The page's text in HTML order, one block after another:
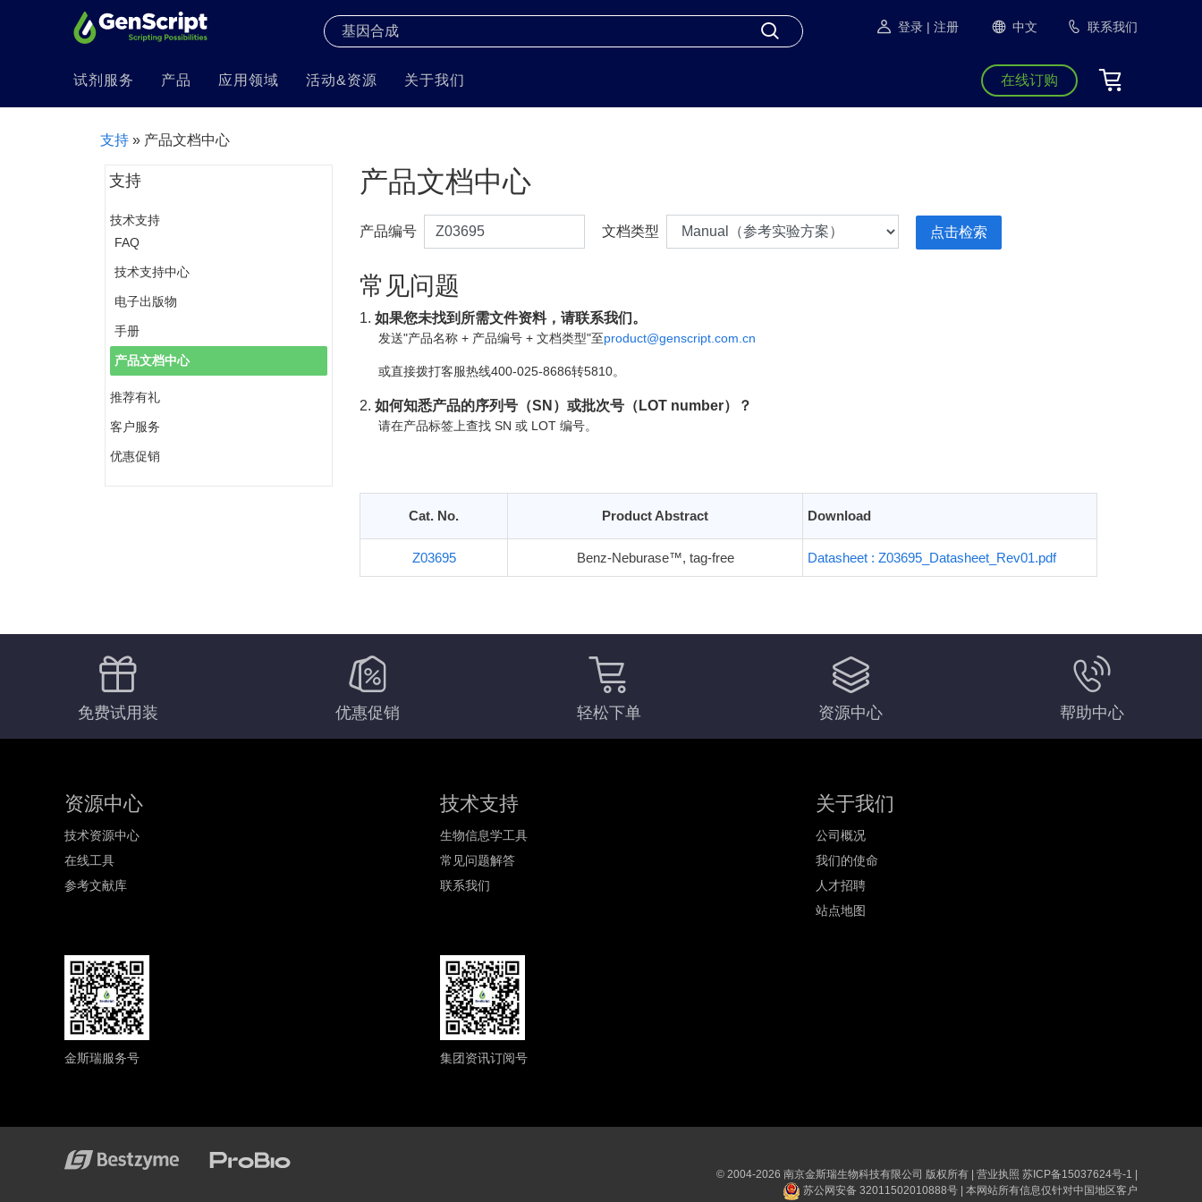
登录 | 注册 中文 联系我们
试剂服务 产品 应用领域 活动&资源 关于我们 在线订购
支持 » 产品文档中心
支持
技术支持
FAQ
技术支持中心
电子出版物
手册
产品文档中心
推荐有礼
客户服务
优惠促销
产品文档中心
产品编号 文档类型
常见问题
1. 如果您未找到所需文件资料，请联系我们。
发送"产品名称 + 产品编号 + 文档类型"至product@genscript.com.cn
或直接拨打客服热线400-025-8686转5810。
2. 如何知悉产品的序列号（SN）或批次号（LOT number）？
请在产品标签上查找 SN 或 LOT 编号。
Cat. No. Product Abstract Download
Z03695 Benz-Neburase™, tag-free Datasheet : Z03695_Datasheet_Rev01.pdf
免费试用装 优惠促销 轻松下单 资源中心 帮助中心
资源中心
技术资源中心
在线工具
参考文献库
技术支持
生物信息学工具
常见问题解答
联系我们
关于我们
公司概况
我们的使命
人才招聘
站点地图
金斯瑞服务号 集团资讯订阅号
© 2004-2026 南京金斯瑞生物科技有限公司 版权所有 | 营业执照 苏ICP备15037624号-1 |
苏公网安备 32011502010888号
本网站所有信息仅针对中国地区客户